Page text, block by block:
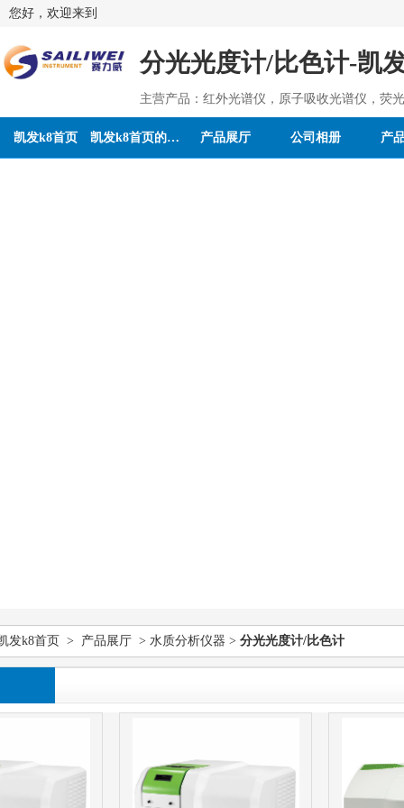
您好，欢迎来到
分光光度计/比色计-凯
主营产品：红外光谱仪，原子吸收光谱仪，荧
凯发k8首页 凯发k8首页的介绍 产品展厅 公司相册 产
发k8首页 > 产品展厅 > 水质分析仪器 > 分光光度计/比色计